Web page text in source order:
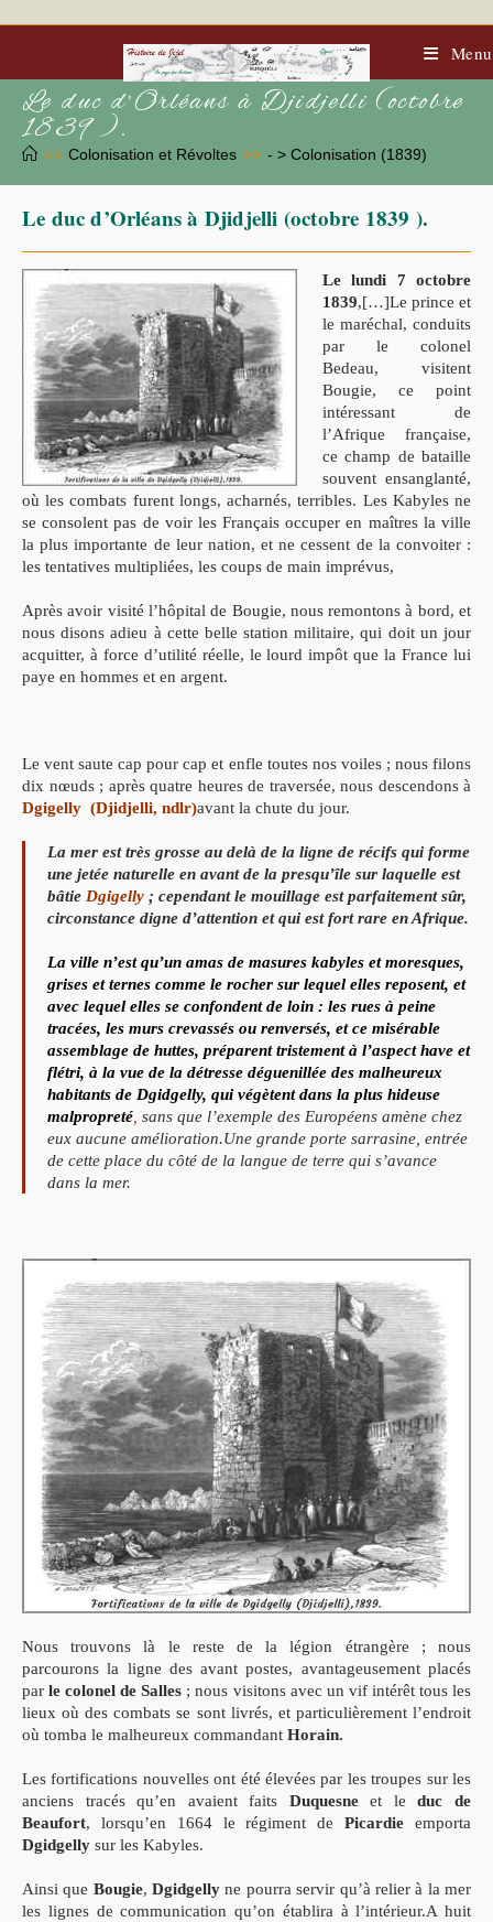
to
Menu
Le duc d’Orléans à Djidjelli (octobre
1839 ).
>> Colonisation et Révoltes >> - > Colonisation (1839)
Le duc d’Orléans à Djidjelli (octobre 1839 ).
Le lundi 7 octobre
1839,[…]Le prince et
le maréchal, conduits
par le colonel
Bedeau, visitent
Bougie, ce point
intéressant de
l’Afrique française,
ce champ de bataille
souvent ensanglanté,
où les combats furent longs, acharnés, terribles. Les Kabyles ne
se consolent pas de voir les Français occuper en maîtres la ville
la plus importante de leur nation, et ne cessent de la convoiter :
les tentatives multipliées, les coups de main imprévus,
Après avoir visité l’hôpital de Bougie, nous remontons à bord, et
nous disons adieu à cette belle station militaire, qui doit un jour
acquitter, à force d’utilité réelle, le lourd impôt que la France lui
paye en hommes et en argent.
Le vent saute cap pour cap et enfle toutes nos voiles ; nous filons
dix nœuds ; après quatre heures de traversée, nous descendons à
Dgigelly (Djidjelli, ndlr)avant la chute du jour.
La mer est très grosse au delà de la ligne de récifs qui forme
une jetée naturelle en avant de la presqu’île sur laquelle est
bâtie Dgigelly ; cependant le mouillage est parfaitement sûr,
circonstance digne d’attention et qui est fort rare en Afrique.
La ville n’est qu’un amas de masures kabyles et moresques,
grises et ternes comme le rocher sur lequel elles reposent, et
avec lequel elles se confondent de loin : les rues à peine
tracées, les murs crevassés ou renversés, et ce misérable
assemblage de huttes, préparent tristement à l’aspect have et
flétri, à la vue de la détresse déguenillée des malheureux
habitants de Dgidgelly, qui végètent dans la plus hideuse
malpropreté sans que l’exemple des Européens amène chez
eux aucune amélioration.Une grande porte sarrasine, entrée
de cette place du côté de la langue de terre qui s’avance
dans la mer.
Nous trouvons là le reste de la légion étrangère ; nous
parcourons la ligne des avant postes, avantageusement placés
par le colonel de Salles ; nous visitons avec un vif intérêt tous les
lieux où des combats se sont livrés, et particulièrement l’endroit
où tomba le malheureux commandant Horain.
Les fortifications nouvelles ont été élevées par les troupes sur les
anciens tracés qu’en avaient faits Duquesneet le duc de
Beaufort, lorsqu’en 1664 le régiment dePicardie emporta
Dgidgelly sur les Kabyles.
Ainsi que Bougie,Dgidgelly ne pourra servir qu’à relier à la mer
les lignes de communication qu’on établira à l’intérieur.A huit